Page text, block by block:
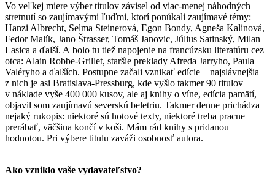
Vo veľkej miere výber titulov závisel od viac-menej náhodných
stretnutí so zaujímavými ľuďmi, ktorí ponúkali zaujímavé témy:
Hanzi Albrecht, Selma Steinerová, Egon Bondy, Agneša Kalinová,
Fedor Malík, Jano Štrasser, Tomáš Janovic, Július Satinský, Milan
Lasica a ďalší. A bolo tu tiež napojenie na francúzsku literatúru cez
otca: Alain Robbe-Grillet, staršie preklady Afreda Jarryho, Paula
Valéryho a ďalších. Postupne začali vznikať edície – najslávnejšia
z nich je asi Bratislava-Pressburg, kde vyšlo takmer 90 titulov
v náklade vyše 400 000 kusov, ale aj knihy o víne, edícia pamätí,
objavil som zaujímavú severskú beletriu. Takmer denne prichádza
nejaký rukopis: niektoré sú hotové texty, niektoré treba pracne
prerábať, väčšina končí v koši. Mám rád knihy s pridanou
hodnotou. Pri výbere titulu zaváži osobnosť autora.
Ako vzniklo vaše vydavateľstvo?